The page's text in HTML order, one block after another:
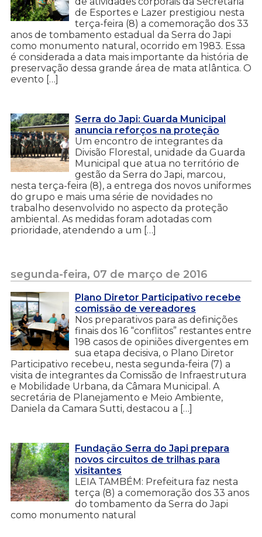
de Esportes e Lazer prestigiou nesta
terça-feira (8) a comemoração dos 33
anos de tombamento estadual da Serra do Japi
como monumento natural, ocorrido em 1983. Essa
é considerada a data mais importante da história de
preservação dessa grande área de mata atlântica. O
evento […]
Serra do Japi: Guarda Municipal
anuncia reforços na proteção
Um encontro de integrantes da
Divisão Florestal, unidade da Guarda
Municipal que atua no território de
gestão da Serra do Japi, marcou,
nesta terça-feira (8), a entrega dos novos uniformes
do grupo e mais uma série de novidades no
trabalho desenvolvido no aspecto da proteção
ambiental. As medidas foram adotadas com
prioridade, atendendo a um […]
segunda-feira, 07 de março de 2016
Plano Diretor Participativo recebe
comissão de vereadores
Nos preparativos para as definições
finais dos 16 “conflitos” restantes entre
198 casos de opiniões divergentes em
sua etapa decisiva, o Plano Diretor
Participativo recebeu, nesta segunda-feira (7) a
visita de integrantes da Comissão de Infraestrutura
e Mobilidade Urbana, da Câmara Municipal. A
secretária de Planejamento e Meio Ambiente,
Daniela da Camara Sutti, destacou a […]
Fundação Serra do Japi prepara
novos circuitos de trilhas para
visitantes
LEIA TAMBÉM: Prefeitura faz nesta
terça (8) a comemoração dos 33 anos
do tombamento da Serra do Japi
como monumento natural